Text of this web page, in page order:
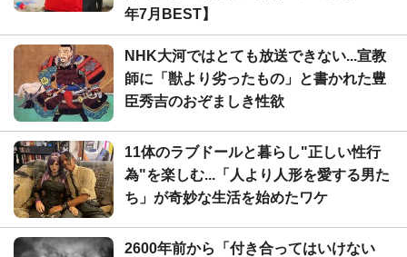
年7月BEST】
NHK大河ではとても放送できない...宣教
師に「獣より劣ったもの」と書かれた豊
臣秀吉のおぞましき性欲
11体のラブドールと暮らし"正しい性行
為"を楽しむ...「人より人形を愛する男た
ち」が奇妙な生活を始めたワケ
2600年前から「付き合ってはいけない